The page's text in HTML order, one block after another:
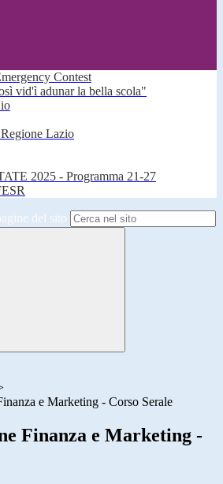
Contest
vid'ì adunar la bella scola"
Lazio
2025 - Programma 21-27
del sito
e Marketing - Corso Serale
Finanza e Marketing -